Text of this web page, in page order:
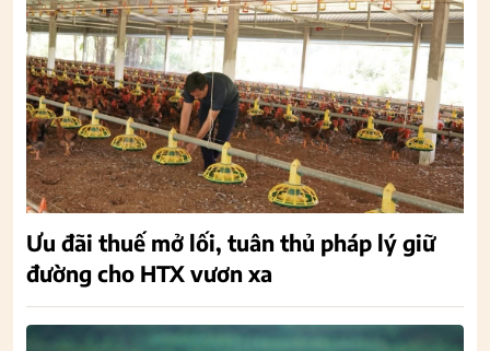
Ưu đãi thuế mở lối, tuân thủ pháp lý giữ
đường cho HTX vươn xa